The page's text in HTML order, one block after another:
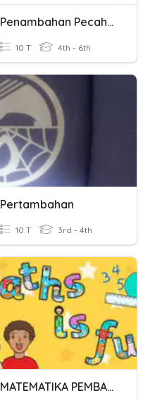
Penambahan Pecahan
10 T 4th - 6th
Pertambahan
10 T 3rd - 4th
MATEMATIKA PEMBAGIAN SEBAGAI PENGURANGAN BERULANG